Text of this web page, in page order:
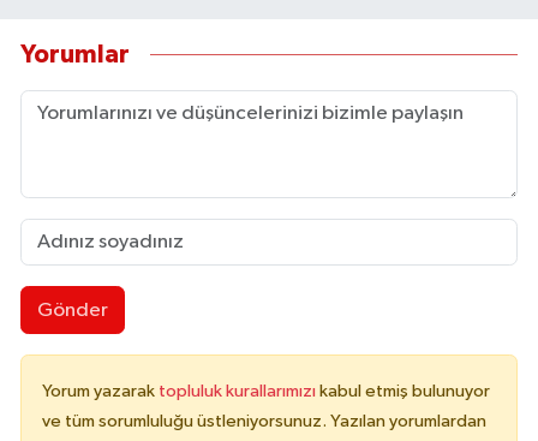
Yorumlar
Gönder
Yorum yazarak topluluk kurallarımızı kabul etmiş bulunuyor
ve tüm sorumluluğu üstleniyorsunuz. Yazılan yorumlardan